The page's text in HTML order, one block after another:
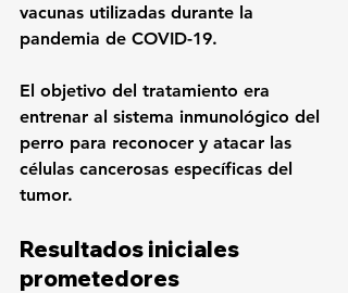
vacunas utilizadas durante la
pandemia de COVID-19.
El objetivo del tratamiento era
entrenar al sistema inmunológico del
perro para reconocer y atacar las
células cancerosas específicas del
tumor.
Resultados iniciales
prometedores